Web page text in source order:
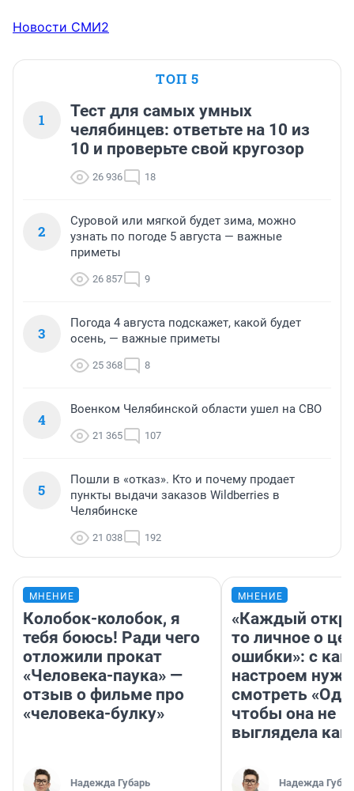
Новости СМИ2
ТОП 5
1
Тест для самых умных
челябинцев: ответьте на 10 из
10 и проверьте свой кругозор
26 936 18
2
Суровой или мягкой будет зима, можно
узнать по погоде 5 августа — важные
приметы
26 857 9
3
Погода 4 августа подскажет, какой будет
осень, — важные приметы
25 368 8
4
Военком Челябинской области ушел на СВО
21 365 107
5
Пошли в «отказ». Кто и почему продает
пункты выдачи заказов Wildberries в
Челябинске
21 038 192
МНЕНИЕ
Колобок-колобок, я
тебя боюсь! Ради чего
отложили прокат
«Человека-паука» —
отзыв о фильме про
«человека-булку»
Надежда Губарь
МНЕНИЕ
«Каждый
то личное о
ошибки»: с
настроем
смотреть
чтобы она не
выглядела как
Надежда